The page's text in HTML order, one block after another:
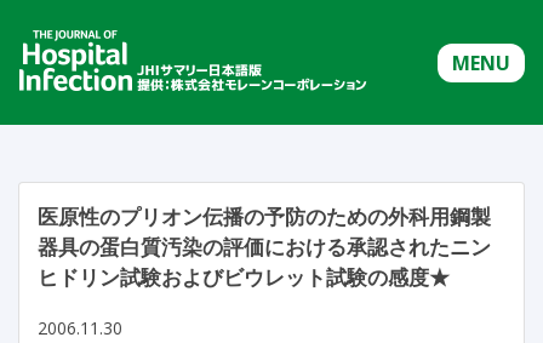
MENU
医原性のプリオン伝播の予防のための外科用鋼製
器具の蛋白質汚染の評価における承認されたニン
ヒドリン試験およびビウレット試験の感度★
2006.11.30